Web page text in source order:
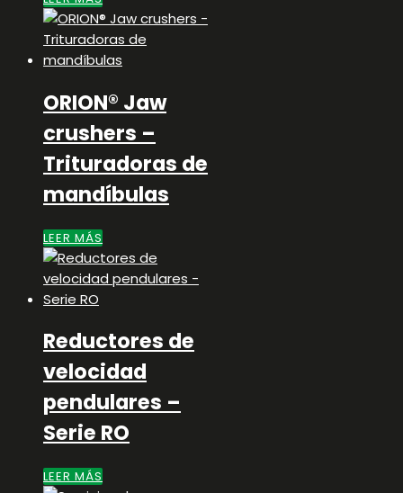
ORION® Jaw
crushers –
Trituradoras de
mandíbulas
LEER MÁS
Reductores de
velocidad
pendulares –
Serie RO
LEER MÁS